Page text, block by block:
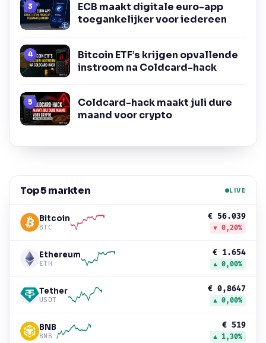
ECB maakt digitale euro-app
toegankelijker voor iedereen
Bitcoin ETF’s krijgen opvallende
instroom na Coldcard-hack
Coldcard-hack maakt juli dure
maand voor crypto
Top 5 markten LIVE
Bitcoin
BTC
€ 56.039
▼ 0,20%
Ethereum
ETH
€ 1.654
▲ 0,00%
Tether
USDT
€ 0,8647
▲ 0,00%
BNB
BNB
€ 519
▲ 1,30%